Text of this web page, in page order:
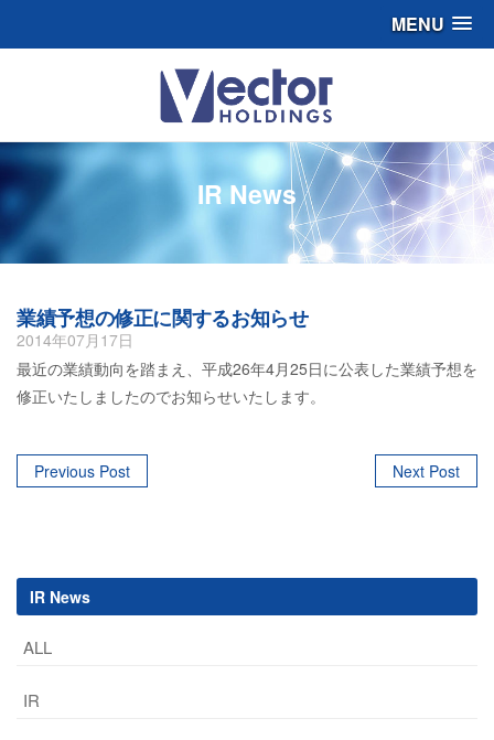
MENU
IR News
業績予想の修正に関するお知らせ
2014年07月17日
最近の業績動向を踏まえ、平成26年4月25日に公表した業績予想を
修正いたしましたのでお知らせいたします。
Post
Previous Post Next Post
IR News
ALL
IR